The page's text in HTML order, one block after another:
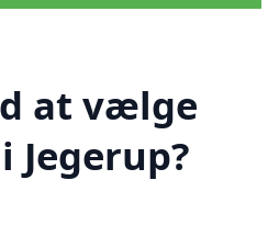
at vælge
Jegerup?